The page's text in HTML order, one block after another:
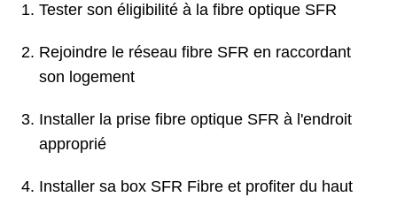
Tester son éligibilité à la fibre optique SFR
Rejoindre le réseau fibre SFR en raccordant
son logement
Installer la prise fibre optique SFR à l'endroit
approprié
Installer sa box SFR Fibre et profiter du haut